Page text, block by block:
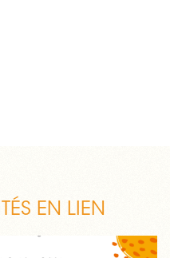
EN LIEN